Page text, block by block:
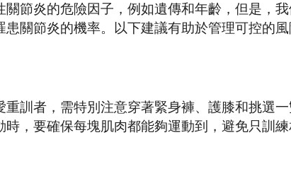
關節炎的危險因子，例如遺傳和年齡，但是，
關節炎的機率。以下建議有助於管理可控的風
重訓者，需特別注意穿著緊身褲、護膝和挑選
，要確保每塊肌肉都能夠運動到，避免只訓練